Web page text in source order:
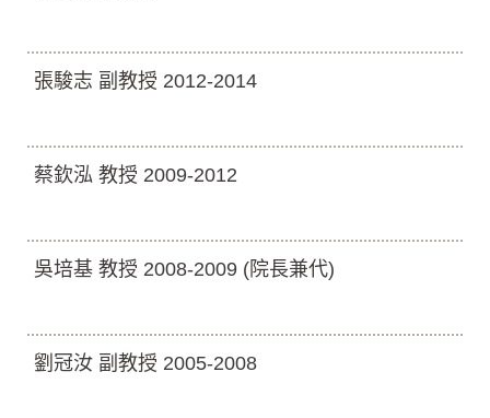
張駿志 副教授 2012-2014
蔡欽泓 教授 2009-2012
吳培基 教授 2008-2009 (院長兼代)
劉冠汝 副教授 2005-2008